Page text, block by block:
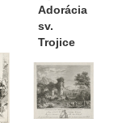
Adorácia
sv.
Trojice